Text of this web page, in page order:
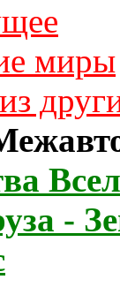
миры
-